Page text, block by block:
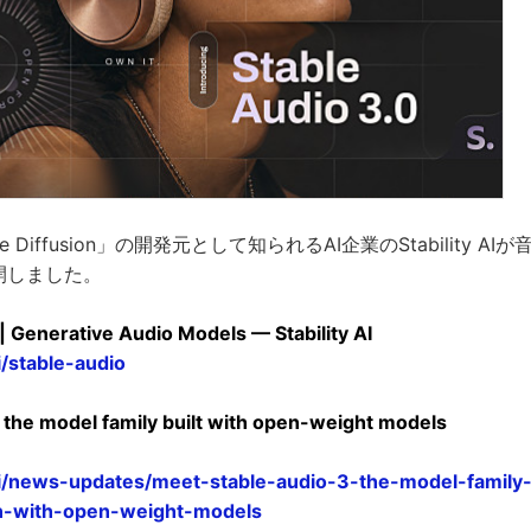
Diffusion」の開発元として知られるAI企業のStability AIが
ました。
Generative Audio Models — Stability AI
stable-audio
model family built with open-weight models
news-updates/meet-stable-audio-3-the-model-
with-open-weight-models